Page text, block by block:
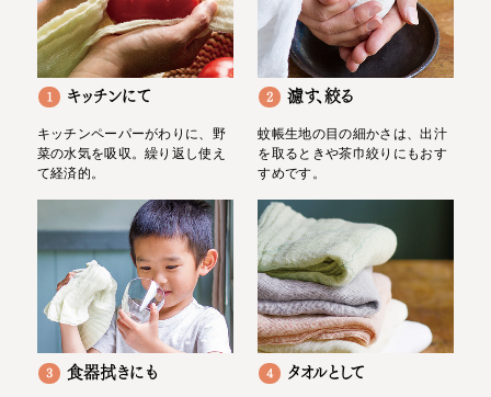
1 キッチンにて
キッチンペーパーがわりに、野
菜の水気を吸収。繰り返し使え
て経済的。
2 濾す、絞る
蚊帳生地の目の細かさは、出汁
を取るときや茶巾絞りにもおす
すめです。
3 食器拭きにも 4 タオルとして